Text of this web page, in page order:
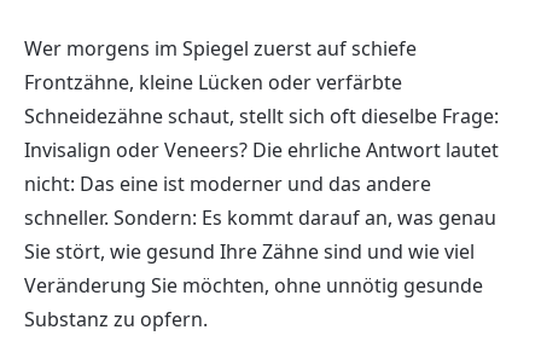
Wer morgens im Spiegel zuerst auf schiefe
Frontzähne, kleine Lücken oder verfärbte
Schneidezähne schaut, stellt sich oft dieselbe Frage:
Invisalign oder Veneers? Die ehrliche Antwort lautet
nicht: Das eine ist moderner und das andere
schneller. Sondern: Es kommt darauf an, was genau
Sie stört, wie gesund Ihre Zähne sind und wie viel
Veränderung Sie möchten, ohne unnötig gesunde
Substanz zu opfern.